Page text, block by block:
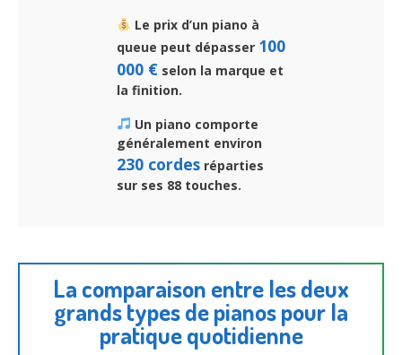
Le prix d’un piano à
queue peut dépasser 100
000 € selon la marque et
la finition.
Un piano comporte
généralement environ
230 cordes réparties
sur ses 88 touches.
La comparaison entre les deux
grands types de pianos pour la
pratique quotidienne